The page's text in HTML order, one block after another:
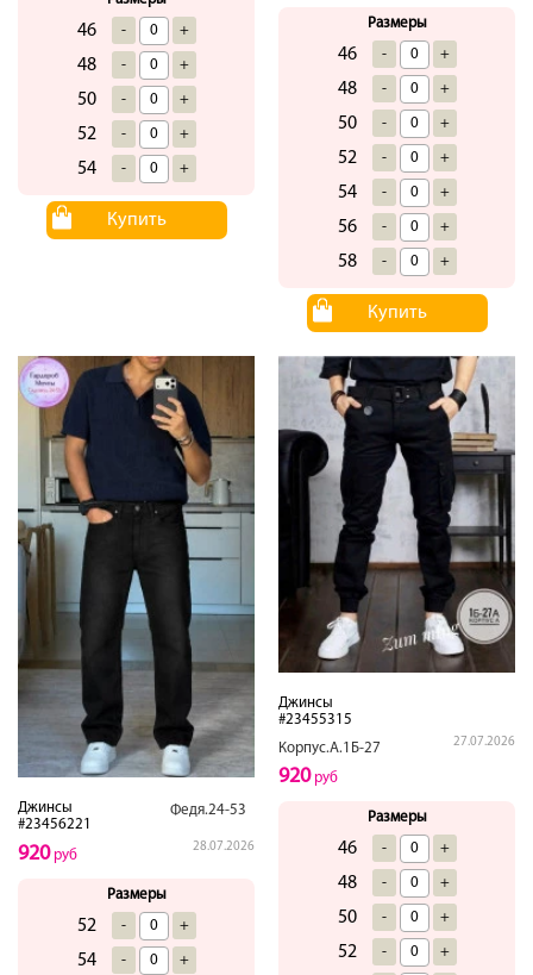
46 - +
48 - +
50 - +
52 - +
54 - +
Купить
Размеры
46 - +
48 - +
50 - +
52 - +
54 - +
56 - +
58 - +
Купить
Джинсы
#23456221
Федя.24-53
28.07.2026
920руб
Размеры
52 - +
54 - +
Джинсы
#23455315
Корпус.А.1Б-27
27.07.2026
920руб
Размеры
46 - +
48 - +
50 - +
52 - +